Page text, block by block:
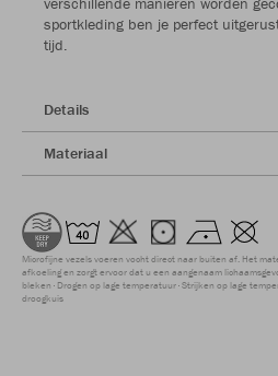
sportkleding ben je perfect
tijd.
Details
Materiaal
Microfijne vezels voeren vocht direct naar buiten af. Het
afkoeling en zorgt ervoor dat u een aangenaam
bleken Drogen op lage temperatuur Strijken op lage
droogkuis